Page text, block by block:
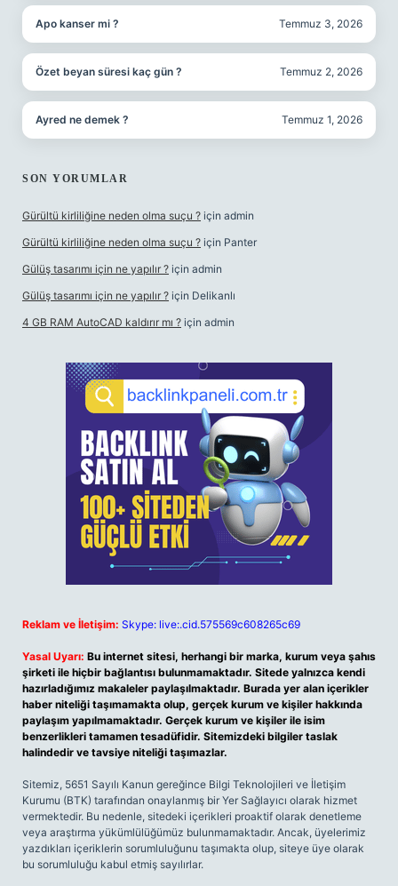
Apo kanser mi ? Temmuz 3, 2026
Özet beyan süresi kaç gün ? Temmuz 2, 2026
Ayred ne demek ? Temmuz 1, 2026
SON YORUMLAR
Gürültü kirliliğine neden olma suçu ? için admin
Gürültü kirliliğine neden olma suçu ? için Panter
Gülüş tasarımı için ne yapılır ? için admin
Gülüş tasarımı için ne yapılır ? için Delikanlı
4 GB RAM AutoCAD kaldırır mı ? için admin
Reklam ve İletişim: Skype: live:.cid.575569c608265c69
Yasal Uyarı: Bu internet sitesi, herhangi bir marka, kurum veya şahıs
şirketi ile hiçbir bağlantısı bulunmamaktadır. Sitede yalnızca kendi
hazırladığımız makaleler paylaşılmaktadır. Burada yer alan içerikler
haber niteliği taşımamakta olup, gerçek kurum ve kişiler hakkında
paylaşım yapılmamaktadır. Gerçek kurum ve kişiler ile isim
benzerlikleri tamamen tesadüfidir. Sitemizdeki bilgiler taslak
halindedir ve tavsiye niteliği taşımazlar.
Sitemiz, 5651 Sayılı Kanun gereğince Bilgi Teknolojileri ve İletişim
Kurumu (BTK) tarafından onaylanmış bir Yer Sağlayıcı olarak hizmet
vermektedir. Bu nedenle, sitedeki içerikleri proaktif olarak denetleme
veya araştırma yükümlülüğümüz bulunmamaktadır. Ancak, üyelerimiz
yazdıkları içeriklerin sorumluluğunu taşımakta olup, siteye üye olarak
bu sorumluluğu kabul etmiş sayılırlar.